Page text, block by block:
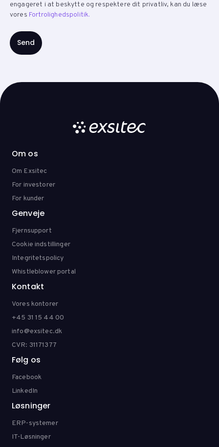
engageret i at beskytte og respektere dit privatliv, kan du læse
vores Fortrolighedspolitik.
Om os
Om Exsitec
For investorer
For kunder
Genveje
Fjernsupport
Cookie indstillinger
Integritetspolicy
Whistleblower portal
Kontakt
Vores kontorer
+45 31 15 44 00
info@exsitec.dk
CVR: 31171377
Følg os
Facebook
LinkedIn
Løsninger
ERP-systemer
IT-Løsninger